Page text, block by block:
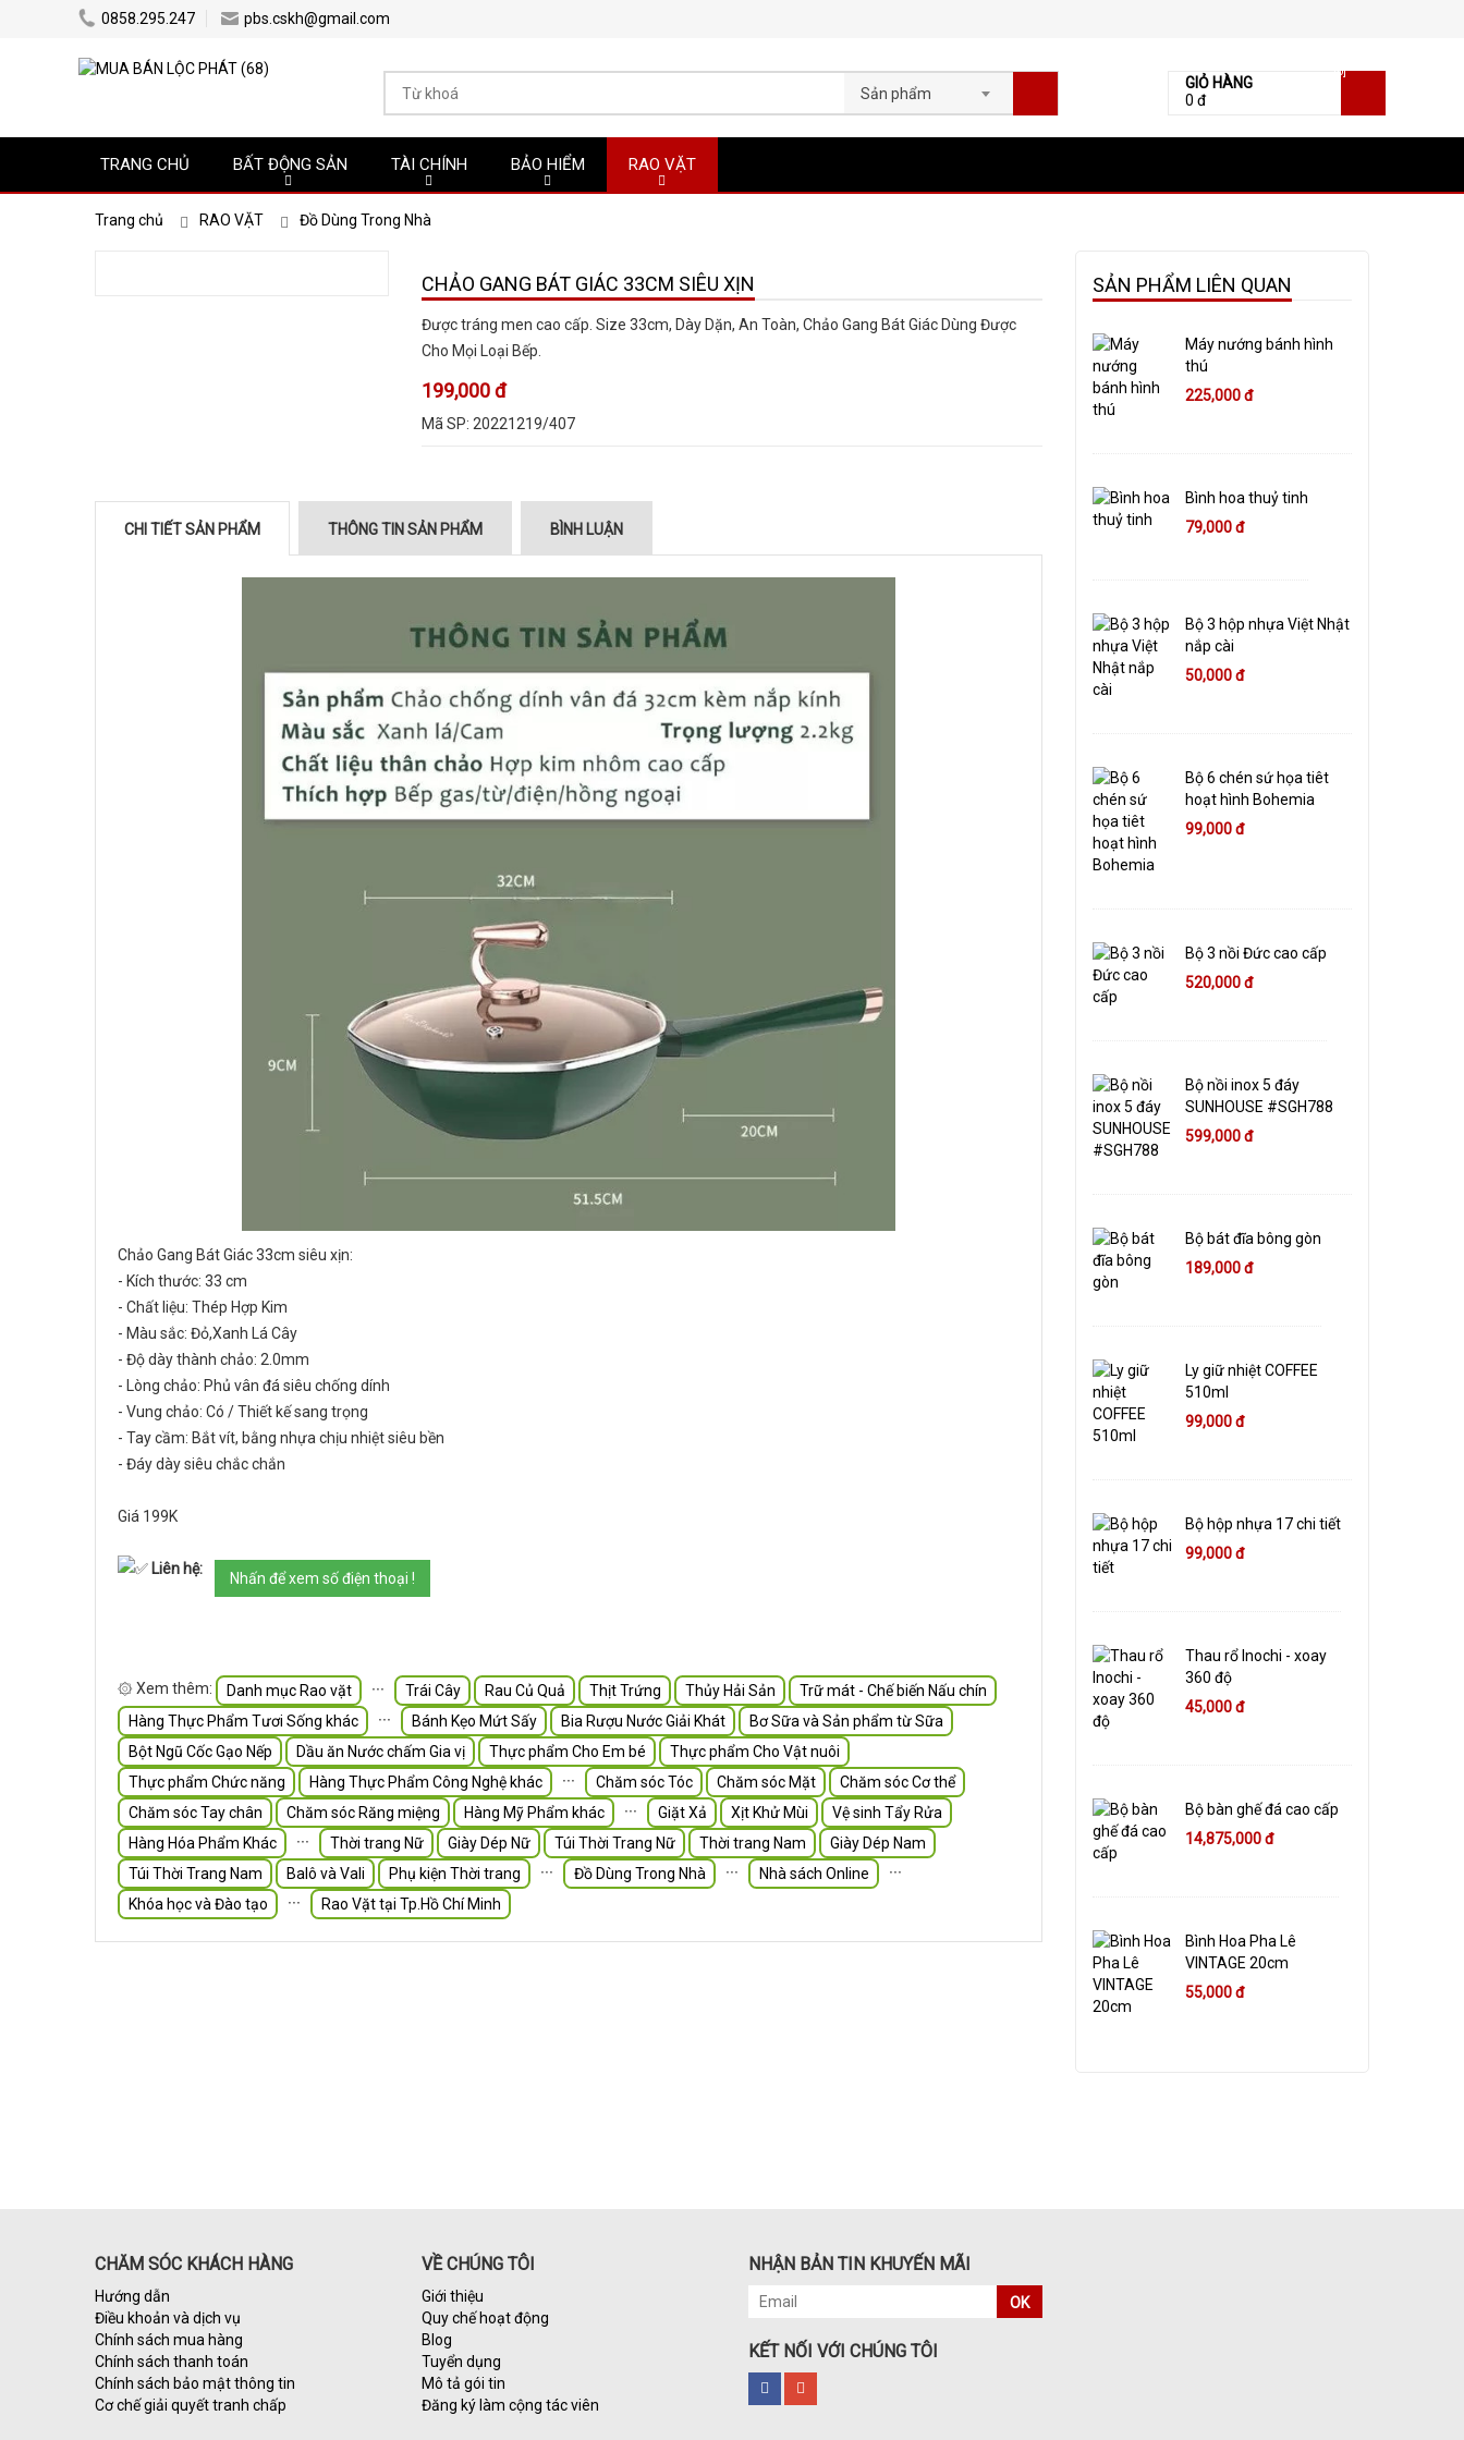
0858.295.247 pbs.cskh@gmail.com
Sản phẩm
GIỎ HÀNG
0 đ
[0]
TRANG CHỦ BẤT ĐỘNG SẢN TÀI CHÍNH BẢO HIỂM RAO VẶT
Trang chủ RAO VẶT Đồ Dùng Trong Nhà
CHẢO GANG BÁT GIÁC 33CM SIÊU XỊN
Được tráng men cao cấp. Size 33cm, Dày Dặn, An Toàn, Chảo Gang Bát Giác Dùng Được
Cho Mọi Loại Bếp.
199,000 đ
Mã SP: 20221219/407
CHI TIẾT SẢN PHẨM THÔNG TIN SẢN PHẨM BÌNH LUẬN
Chảo Gang Bát Giác 33cm siêu xịn:
- Kích thước: 33 cm
- Chất liệu: Thép Hợp Kim
- Màu sắc: Đỏ,Xanh Lá Cây
- Độ dày thành chảo: 2.0mm
- Lòng chảo: Phủ vân đá siêu chống dính
- Vung chảo: Có / Thiết kế sang trọng
- Tay cầm: Bắt vít, bằng nhựa chịu nhiệt siêu bền
- Đáy dày siêu chắc chắn
Giá 199K
Liên hệ:
Nhấn để xem số điện thoại !
۞ Xem thêm: Danh mục Rao vặt ∙∙∙ Trái Cây Rau Củ Quả Thịt Trứng Thủy Hải Sản
Trữ mát - Chế biến Nấu chín
Hàng Thực Phẩm Tươi Sống khác
∙∙∙ Bánh Kẹo Mứt Sấy Bia Rượu Nước Giải Khát
Bơ Sữa và Sản phẩm từ Sữa
Bột Ngũ Cốc Gạo Nếp
Dầu ăn Nước chấm Gia vị Thực phẩm Cho Em bé
Thực phẩm Cho Vật nuôi
Thực phẩm Chức năng
Hàng Thực Phẩm Công Nghệ khác ∙∙∙ Chăm sóc Tóc Chăm sóc Mặt
Chăm sóc Cơ thể
Chăm sóc Tay chân
Chăm sóc Răng miệng Hàng Mỹ Phẩm khác ∙∙∙ Giặt Xả Xịt Khử Mùi
Vệ sinh Tẩy Rửa
Hàng Hóa Phẩm Khác
∙∙∙ Thời trang Nữ Giày Dép Nữ Túi Thời Trang Nữ Thời trang Nam
Giày Dép Nam
Túi Thời Trang Nam
Balô và Vali Phụ kiện Thời trang ∙∙∙ Đồ Dùng Trong Nhà ∙∙∙ Nhà sách Online
∙∙∙
Khóa học và Đào tạo
∙∙∙ Rao Vặt tại Tp.Hồ Chí Minh
SẢN PHẨM LIÊN QUAN
Máy nướng bánh hình
thú
225,000 đ
Bình hoa thuỷ tinh
79,000 đ
Bộ 3 hộp nhựa Việt Nhật
nắp cài
50,000 đ
Bộ 6 chén sứ họa tiêt
hoạt hình Bohemia
99,000 đ
Bộ 3 nồi Đức cao cấp
520,000 đ
Bộ nồi inox 5 đáy
SUNHOUSE #SGH788
599,000 đ
Bộ bát đĩa bông gòn
189,000 đ
Ly giữ nhiệt COFFEE
510ml
99,000 đ
Bộ hộp nhựa 17 chi tiết
99,000 đ
Thau rổ Inochi - xoay
360 độ
45,000 đ
Bộ bàn ghế đá cao cấp
14,875,000 đ
Bình Hoa Pha Lê
VINTAGE 20cm
55,000 đ
CHĂM SÓC KHÁCH HÀNG
Hướng dẫn
Điều khoản và dịch vụ
Chính sách mua hàng
Chính sách thanh toán
Chính sách bảo mật thông tin
Cơ chế giải quyết tranh chấp
VỀ CHÚNG TÔI
Giới thiệu
Quy chế hoạt động
Blog
Tuyển dụng
Mô tả gói tin
Đăng ký làm cộng tác viên
NHẬN BẢN TIN KHUYẾN MÃI
OK
KẾT NỐI VỚI CHÚNG TÔI